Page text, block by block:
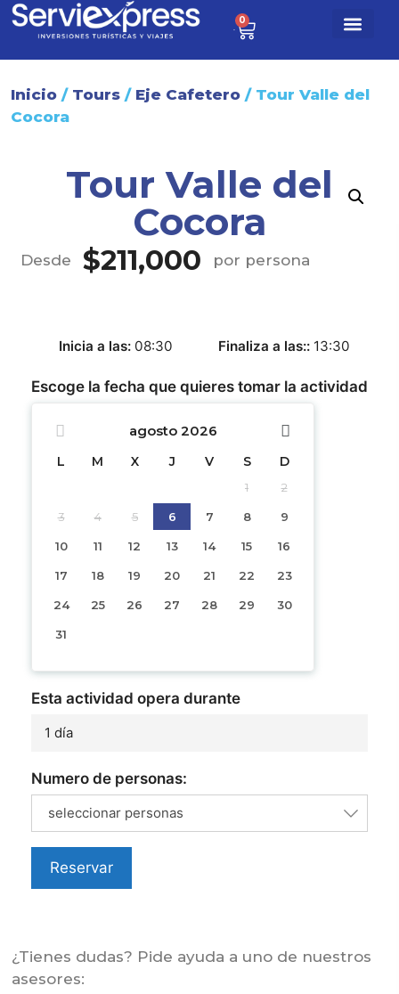
0
Inicio / Tours / Eje Cafetero / Tour Valle del
Cocora
Tour Valle del
Cocora
Desde $211,000 por persona
Inicia a las 08:30 Finaliza a las: 13:30
Escoge la fecha que quieres tomar la actividad
agosto 2026
L M X J V S D
1 2
3 4 5 6 7 8 9
10 11 12 13 14 15 16
17 18 19 20 21 22 23
24 25 26 27 28 29 30
31
Esta actividad opera durante
1 día
Numero de personas:
seleccionar personas
Reservar
¿Tienes dudas? Pide ayuda a uno de nuestros
asesores: